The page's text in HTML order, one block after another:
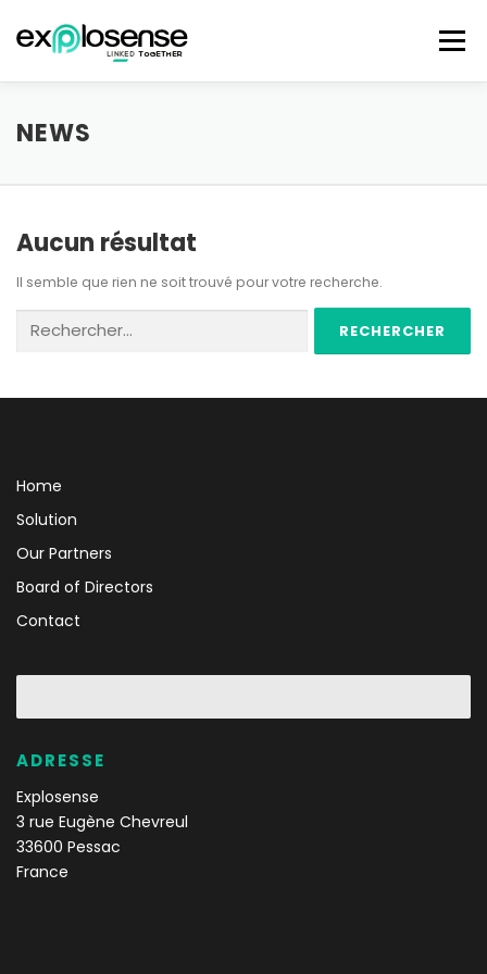
Menu
HOME
NEWS
Aucun résultat
Il semble que rien ne soit trouvé pour votre recherche.
Rechercher :
Home
Solution
Our Partners
Board of Directors
Contact
ADRESSE
Explosense
3 rue Eugène Chevreul
33600 Pessac
France